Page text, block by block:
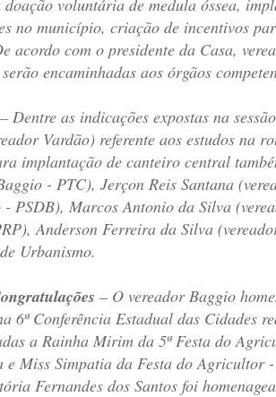
no município, criação de incentivos
acordo com o presidente da Casa,
encaminhadas aos órgãos
– Dentre as indicações expostas na
Vardão) referente aos estudos na
implantação de canteiro central
- PTC), Jerçon Reis Santana
PSDB), Marcos Antonio da Silva
Anderson Ferreira da Silva
Urbanismo.
– O vereador Baggio
6ª Conferência Estadual das Cidades
a Rainha Mirim da 5ª Festa do
e Miss Simpatia da Festa do
Fernandes dos Santos foi